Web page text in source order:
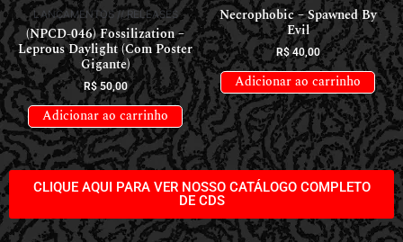
CLIQUE AQUI PARA VER NOSSO CATÁLOGO COMPLETO
DE CDS
CDS IMPORTADOS